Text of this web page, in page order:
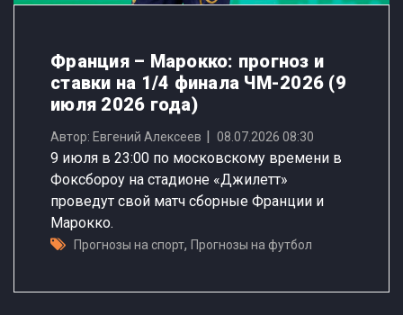
Франция – Марокко: прогноз и
ставки на 1/4 финала ЧМ-2026 (9
июля 2026 года)
Автор: Евгений Алексеев 08.07.2026 08:30
9 июля в 23:00 по московскому времени в
Фоксбороу на стадионе «Джилетт»
проведут свой матч сборные Франции и
Марокко.
Прогнозы на спорт, Прогнозы на футбол